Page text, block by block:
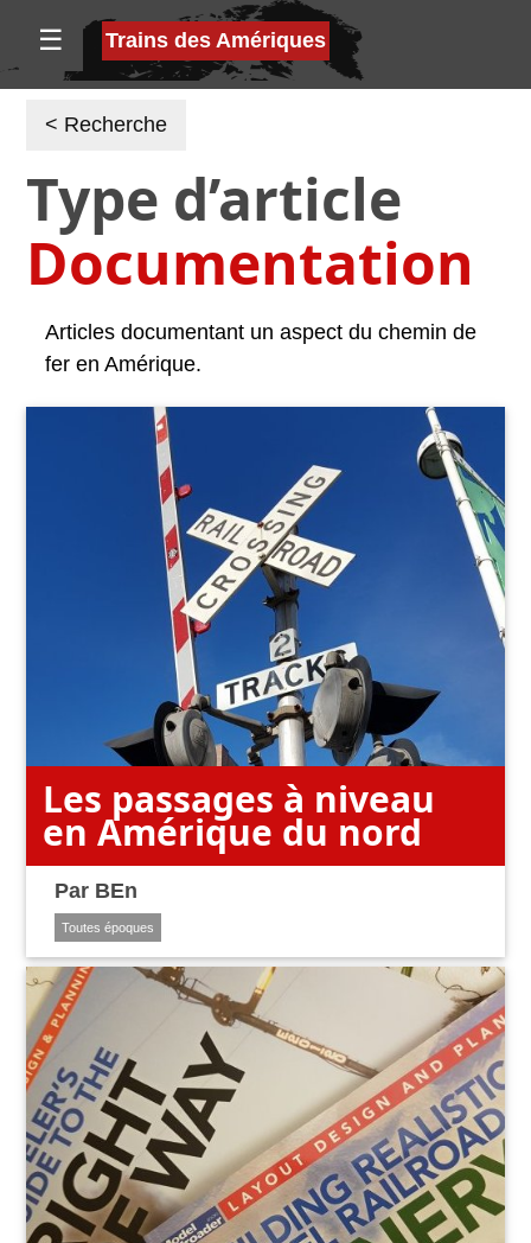
☰ Trains des Amériques
< Recherche
Type d’article
Documentation
Articles documentant un aspect du chemin de
fer en Amérique.
Les passages à niveau
en Amérique du nord
Par BEn
Toutes époques